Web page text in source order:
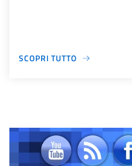
SCOPRI TUTTO